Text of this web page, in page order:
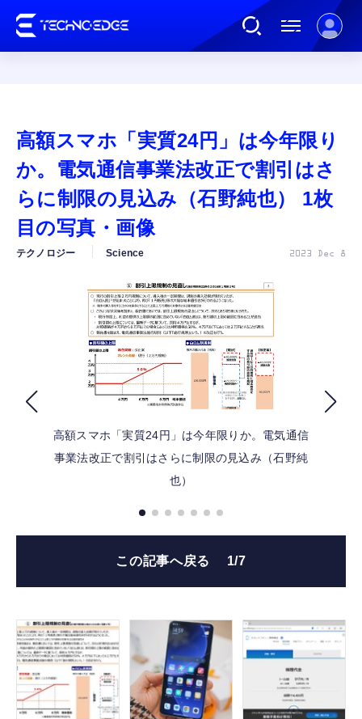
AI
ガジェット
カルチャー
公式ストア
FOLLOW US
高額スマホ「実質24円」は今年限り
か。電気通信事業法改正で割引はさ
らに制限の見込み（石野純也） 1枚
目の写真・画像
テクノロジー Science 2023 Dec 8
高額スマホ「実質24円」は今年限りか。電気通信
事業法改正で割引はさらに制限の見込み（石野純
也）
この記事へ戻る 1/7